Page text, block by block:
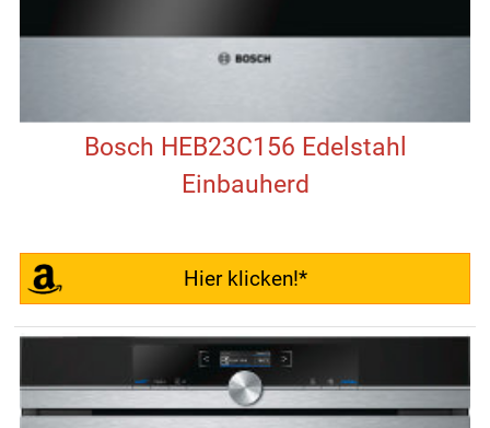
Bosch HEB23C156 Edelstahl
Einbauherd
Hier klicken!*